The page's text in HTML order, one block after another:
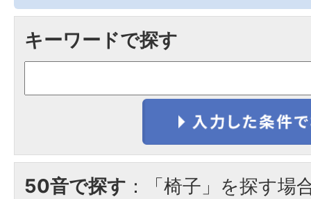
キーワードで探す
50音で探す ：「椅子」を探す場